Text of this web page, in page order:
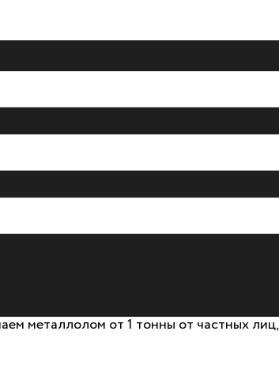
металлолом от 1 тонны от частных лиц,